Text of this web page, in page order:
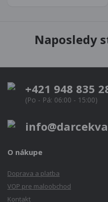
Naposledy
+421 948 835
(Po - Pá: 06:00 - 15:00)
O nákupe
Doprava a platba
VOP pre maloobchod
Kontakt